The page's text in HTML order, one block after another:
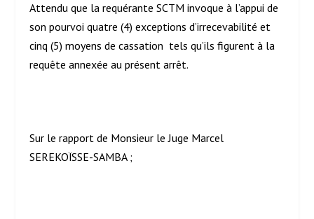
Attendu que la requérante SCTM invoque à l’appui de
son pourvoi quatre (4) exceptions d’irrecevabilité et
cinq (5) moyens de cassation tels qu’ils figurent à la
requête annexée au présent arrêt.
Sur le rapport de Monsieur le Juge Marcel
SEREKOÏSSE-SAMBA ;